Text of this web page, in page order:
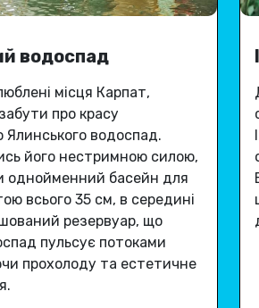
водоспад
місця Карпат,
про красу
Ялинського водоспад.
його нестримною силою,
однойменний басейн для
всього 35 см, в середині
резервуар, що
пульсує потоками
прохолоду та естетичне
.